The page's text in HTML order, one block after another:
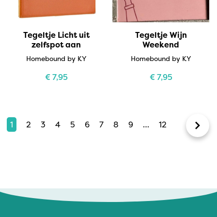
Tegeltje Licht uit
zelfspot aan
Homebound by KY
€7,95
Tegeltje Wijn
Weekend
Homebound by KY
€7,95
1 2 3 4 5 6 7 8 9 … 12